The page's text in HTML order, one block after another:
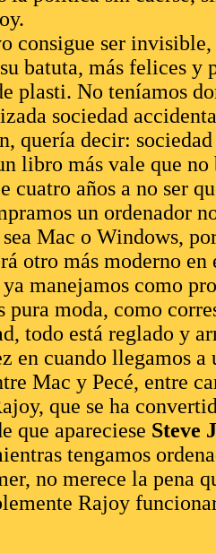
consigue ser
batuta, más felices y
plasti. No teníamos
sociedad
quería decir:
libro más vale que no
cuatro años a no ser
un ordenador
Mac o Windows,
otro más moderno
manejamos como
pura moda, como
todo está reglado y
en cuando llegamos a
Mac y Pecé, entre
que se ha
que apareciese Steve
tengamos
no merece la pena
Rajoy